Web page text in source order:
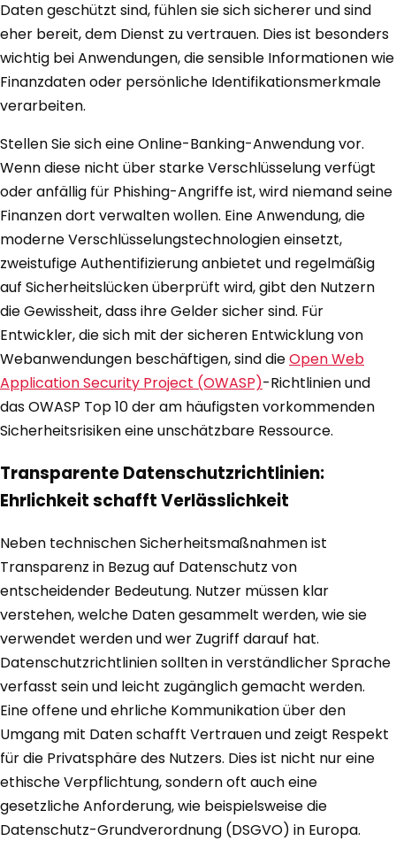
Daten geschützt sind, fühlen sie sich sicherer und sind
eher bereit, dem Dienst zu vertrauen. Dies ist besonders
wichtig bei Anwendungen, die sensible Informationen wie
Finanzdaten oder persönliche Identifikationsmerkmale
verarbeiten.
Stellen Sie sich eine Online-Banking-Anwendung vor.
Wenn diese nicht über starke Verschlüsselung verfügt
oder anfällig für Phishing-Angriffe ist, wird niemand seine
Finanzen dort verwalten wollen. Eine Anwendung, die
moderne Verschlüsselungstechnologien einsetzt,
zweistufige Authentifizierung anbietet und regelmäßig
auf Sicherheitslücken überprüft wird, gibt den Nutzern
die Gewissheit, dass ihre Gelder sicher sind. Für
Entwickler, die sich mit der sicheren Entwicklung von
Webanwendungen beschäftigen, sind dieOpen Web
Application Security Project (OWASP)-Richtlinien und
das OWASP Top 10 der am häufigsten vorkommenden
Sicherheitsrisiken eine unschätzbare Ressource.
Transparente Datenschutzrichtlinien:
Ehrlichkeit schafft Verlässlichkeit
Neben technischen Sicherheitsmaßnahmen ist
Transparenz in Bezug auf Datenschutz von
entscheidender Bedeutung. Nutzer müssen klar
verstehen, welche Daten gesammelt werden, wie sie
verwendet werden und wer Zugriff darauf hat.
Datenschutzrichtlinien sollten in verständlicher Sprache
verfasst sein und leicht zugänglich gemacht werden.
Eine offene und ehrliche Kommunikation über den
Umgang mit Daten schafft Vertrauen und zeigt Respekt
für die Privatsphäre des Nutzers. Dies ist nicht nur eine
ethische Verpflichtung, sondern oft auch eine
gesetzliche Anforderung, wie beispielsweise die
Datenschutz-Grundverordnung (DSGVO) in Europa.